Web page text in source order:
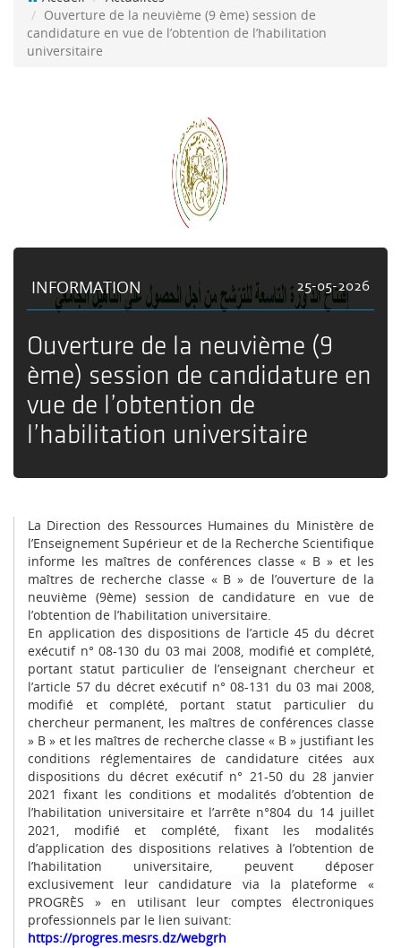
Ouverture de la neuvième (9 ème) session de
candidature en vue de l’obtention de l’habilitation
universitaire
INFORMATION 25-05-2026
Ouverture de la neuvième (9
ème) session de candidature en
vue de l’obtention de
l’habilitation universitaire
La Direction des Ressources Humaines du Ministère de
l’Enseignement Supérieur et de la Recherche Scientifique
informe les maîtres de conférences classe « B » et les
maîtres de recherche classe « B » de l’ouverture de la
neuvième (9ème) session de candidature en vue de
l’obtention de l’habilitation universitaire.
En application des dispositions de l’article 45 du décret
exécutif n° 08-130 du 03 mai 2008, modifié et complété,
portant statut particulier de l’enseignant chercheur et
l’article 57 du décret exécutif n° 08-131 du 03 mai 2008,
modifié et complété, portant statut particulier du
chercheur permanent, les maîtres de conférences classe
» B » et les maîtres de recherche classe « B » justifiant les
conditions réglementaires de candidature citées aux
dispositions du décret exécutif n° 21-50 du 28 janvier
2021 fixant les conditions et modalités d’obtention de
l’habilitation universitaire et l’arrête n°804 du 14 juillet
2021, modifié et complété, fixant les modalités
d’application des dispositions relatives à l’obtention de
l’habilitation universitaire, peuvent déposer
exclusivement leur candidature via la plateforme «
PROGRÈS » en utilisant leur comptes électroniques
professionnels par le lien suivant:
https://progres.mesrs.dz/webgrh